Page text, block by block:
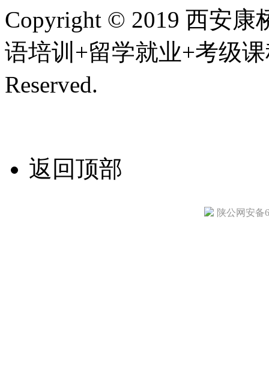
Copyright © 2019 西安
语培训+留学就业+考级
Reserved.
返回顶部
陕公网安备